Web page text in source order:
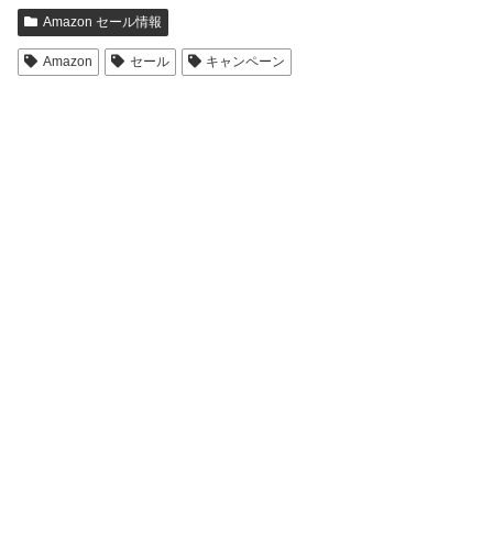
Amazon セール情報
Amazon セール キャンペーン